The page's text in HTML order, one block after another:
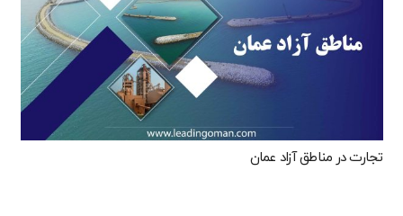
تجارت در مناطق آزاد عمان